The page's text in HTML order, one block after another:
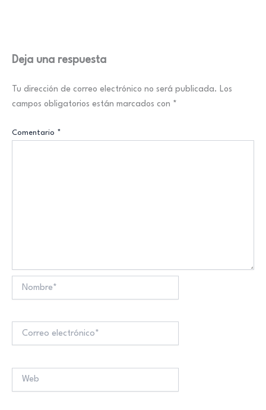
Deja una respuesta
Tu dirección de correo electrónico no será publicada. Los
campos obligatorios están marcados con *
Comentario *